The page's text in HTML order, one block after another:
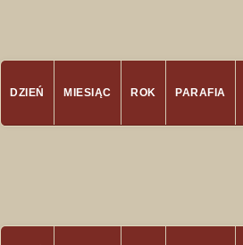
DZIEŃ MIESIĄC ROK PARAFIA